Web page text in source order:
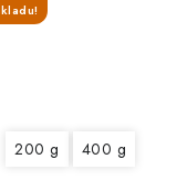
200 g 400 g